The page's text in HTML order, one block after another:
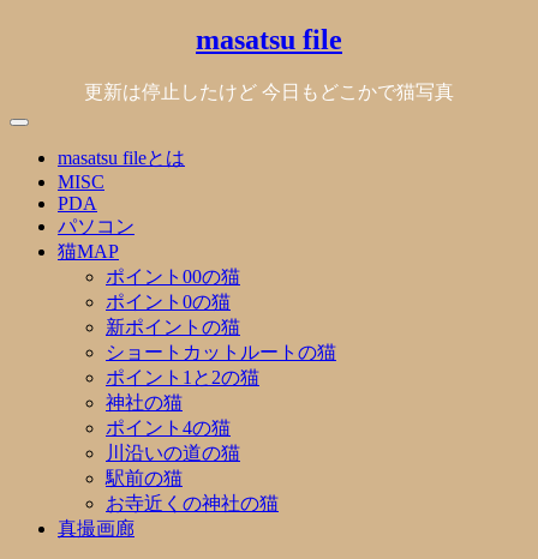
masatsu file
更新は停止したけど 今日もどこかで猫写真
masatsu fileとは
MISC
PDA
パソコン
猫MAP
ポイント00の猫
ポイント0の猫
新ポイントの猫
ショートカットルートの猫
ポイント1と2の猫
神社の猫
ポイント4の猫
川沿いの道の猫
駅前の猫
お寺近くの神社の猫
真撮画廊